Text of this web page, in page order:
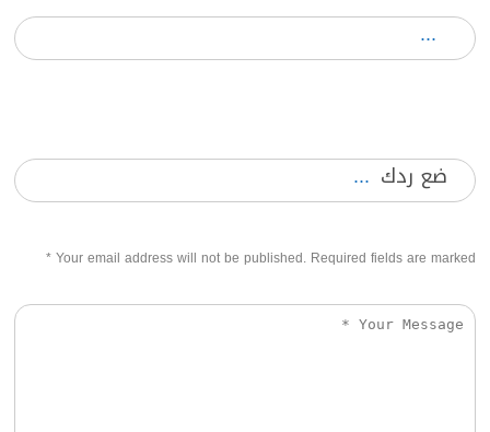
ضع ردك
Your email address will not be published. Required fields are marked
*